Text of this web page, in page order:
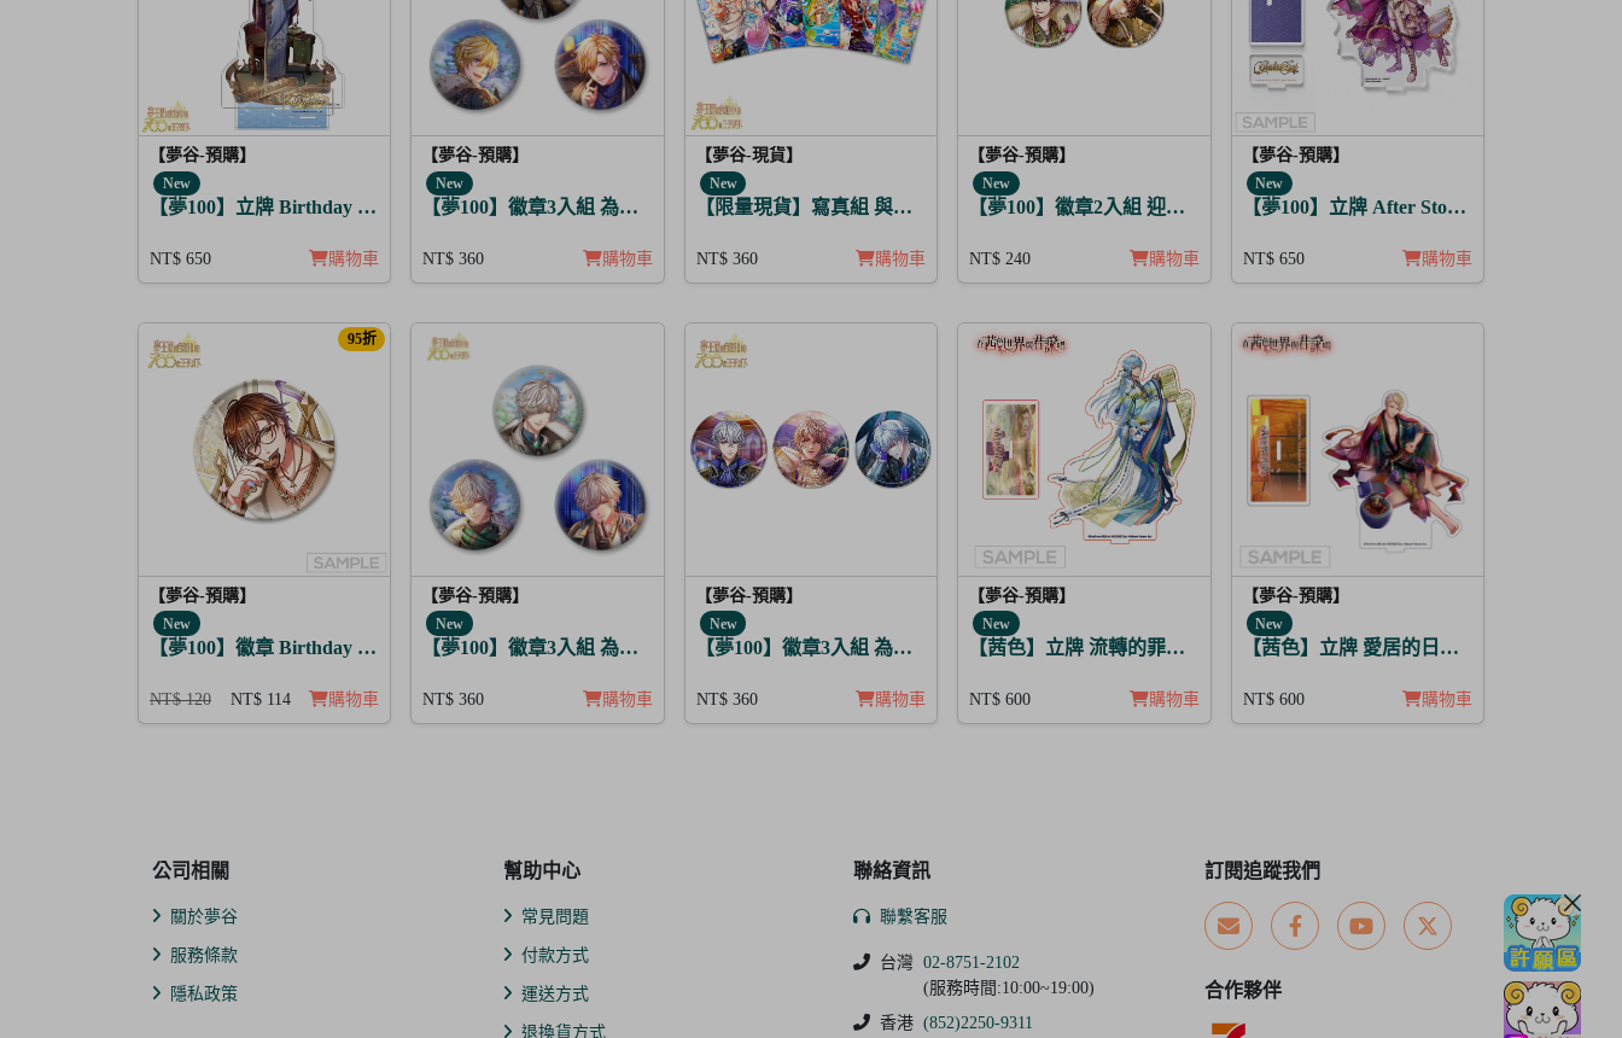
【夢谷-預購】
New
【夢100】立牌 Birthday Story 藤目 月覺
NT$ 650 購物車
【夢谷-預購】
New
【夢100】徽章3入組 為亞特拉斯的聖夜點燃夢之火 齊艾爾
NT$ 360 購物車
【夢谷-現貨】
New
【限量現貨】寫真組 與他的SUGAR&BITTER 太陽覺醒 5入
NT$ 360 購物車
【夢谷-預購】
New
【夢100】徽章2入組 迎春，貫徹仁義的火之誓言 瑪爾坦
NT$ 240 購物車
【夢谷-預購】
New
【夢100】立牌 After Story 柴郡貓 日覺
NT$ 650 購物車
95折
【夢谷-預購】
New
【夢100】徽章 Birthday Story 利卡 日覺
NT$ 120 NT$ 114 購物車
【夢谷-預購】
New
【夢100】徽章3入組 為亞特拉斯的聖夜點燃夢之火 丁
NT$ 360 購物車
【夢谷-預購】
New
【夢100】徽章3入組 為決心的落幕獻上愛之歌 葛雷希亞
NT$ 360 購物車
【夢谷-預購】
New
【茜色】立牌 流轉的罪歌～紫上清香～藤原定家
NT$ 600 購物車
【夢谷-預購】
New
【茜色】立牌 愛居的日常 中原中也
NT$ 600 購物車
公司相關
關於夢谷
服務條款
隱私政策
幫助中心
常見問題
付款方式
運送方式
退換貨方式
聯絡資訊
聯繫客服
台灣 02-8751-2102
(服務時間:10:00~19:00)
香港 (852)2250-9311
訂閱追蹤我們
合作夥伴